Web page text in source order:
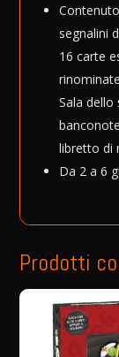
segnalini
16 carte
Sala
libretto di
Da 2 a 6
Prodotti